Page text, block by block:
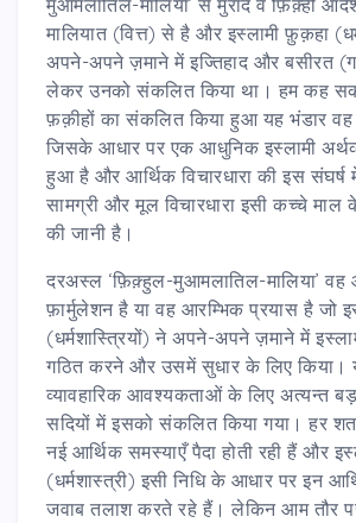
मालियात (वित्त) से है और इस्लामी फ़ुक़हा
अपने-अपने ज़माने में इज्तिहाद और बसीरत
लेकर उनको संकलित किया था। हम कह
फ़क़ीहों का संकलित किया हुआ यह भंडार वह
जिसके आधार पर एक आधुनिक इस्लामी
हुआ है और आर्थिक विचारधारा की इस संघर्ष
सामग्री और मूल विचारधारा इसी कच्चे
की जानी है।
दरअस्ल ‘फ़िक़्हुल-मुआमलातिल-मालिया’ वह
फ़ार्मुलेशन है या वह आरम्भिक प्रयास है जो
(धर्मशास्त्रियों) ने अपने-अपने ज़माने में
गठित करने और उसमें सुधार के लिए किया।
व्यावहारिक आवश्यकताओं के लिए अत्यन्त
सदियों में इसको संकलित किया गया। हर
नई आर्थिक समस्याएँ पैदा होती रही हैं और
(धर्मशास्त्री) इसी निधि के आधार पर इन
जवाब तलाश करते रहे हैं। लेकिन आम तौर